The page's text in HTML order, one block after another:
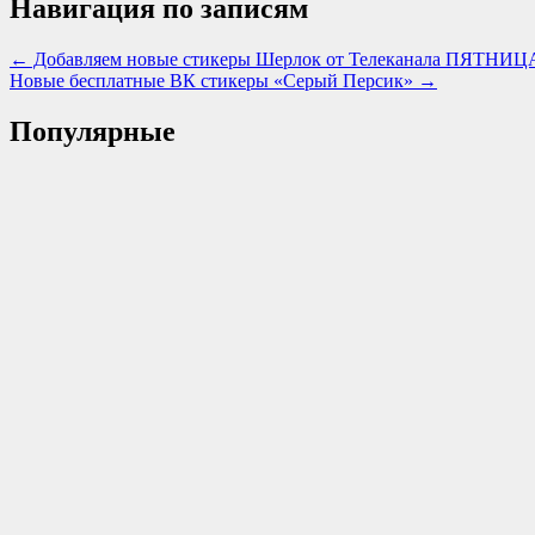
Навигация по записям
← Добавляем новые стикеры Шерлок от Телеканала
Новые бесплатные ВК стикеры «Серый Персик» →
Популярные